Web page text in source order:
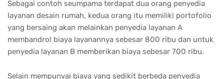
Sebagai contoh seumpama terdapat dua orang penyedia
layanan desain rumah, kedua orang itu memiliki portofolio
yang bersaing akan melainkan penyedia layanan A
membandrol biaya layanannya sebesar 800 ribu dan untuk
penyedia layanan B memberikan biaya sebesar 700 ribu.
Selain mempunyai biaya yang sedikit berbeda penyedia